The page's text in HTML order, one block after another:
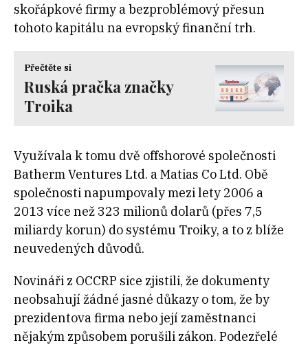
skořápkové firmy a bezproblémový přesun
tohoto kapitálu na evropský finanční trh.
Přečtěte si
Ruská pračka značky
Troika
Využívala k tomu dvě offshorové společnosti
Batherm Ventures Ltd. a Matias Co Ltd. Obě
společnosti napumpovaly mezi lety 2006 a
2013 více než 323 milionů dolarů (přes 7,5
miliardy korun) do systému Troiky, a to z blíže
neuvedených důvodů.
Novináři z OCCRP sice zjistili, že dokumenty
neobsahují žádné jasné důkazy o tom, že by
prezidentova firma nebo její zaměstnanci
nějakým způsobem porušili zákon. Podezřelé